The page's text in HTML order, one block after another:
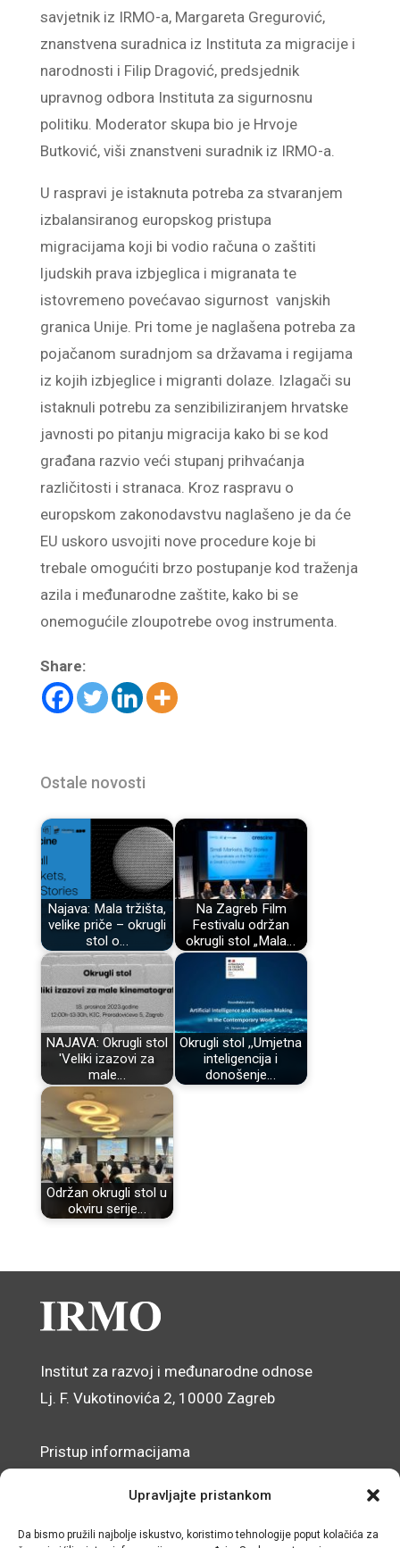
Upravljajte pristankom
Da bismo pružili najbolje iskustvo, koristimo tehnologije poput kolačića za
savjetnik iz IRMO-a, Margareta Gregurović,
znanstvena suradnica iz Instituta za migracije i
narodnosti i Filip Dragović, predsjednik
upravnog odbora Instituta za sigurnosnu
politiku. Moderator skupa bio je Hrvoje
Butković, viši znanstveni suradnik iz IRMO-a.
U raspravi je istaknuta potreba za stvaranjem
izbalansiranog europskog pristupa
migracijama koji bi vodio računa o zaštiti
ljudskih prava izbjeglica i migranata te
istovremeno povećavao sigurnost vanjskih
granica Unije. Pri tome je naglašena potreba za
pojačanom suradnjom sa državama i regijama
iz kojih izbjeglice i migranti dolaze. Izlagači su
istaknuli potrebu za senzibiliziranjem hrvatske
javnosti po pitanju migracija kako bi se kod
građana razvio veći stupanj prihvaćanja
različitosti i stranaca. Kroz raspravu o
europskom zakonodavstvu naglašeno je da će
EU uskoro usvojiti nove procedure koje bi
trebale omogućiti brzo postupanje kod traženja
azila i međunarodne zaštite, kako bi se
onemogućile zloupotrebe ovog instrumenta.
Share:
Ostale novosti
Najava: Mala tržišta,
velike priče – okrugli
stol o…
Na Zagreb Film
Festivalu održan
okrugli stol „Mala…
NAJAVA: Okrugli stol
'Veliki izazovi za
male…
Okrugli stol ,,Umjetna
inteligencija i
donošenje…
Održan okrugli stol u
okviru serije…
Institut za razvoj i međunarodne odnose
Lj. F. Vukotinovića 2, 10000 Zagreb
Pristup informacijama
Izjava o pristupačnosti mrežnog sjedišta